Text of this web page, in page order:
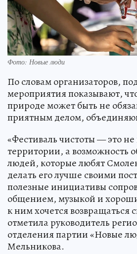
Фото: Новые люди
По словам организаторов,
мероприятия показывают,
природе может быть не
приятным делом,
«Фестиваль чистоты — это не
территории, а возможность
людей, которые любят
делать его лучше своими
полезные инициативы
общением, музыкой и
к ним хочется возвращаться
отметила руководитель
отделения партии «Новые
Мельникова.